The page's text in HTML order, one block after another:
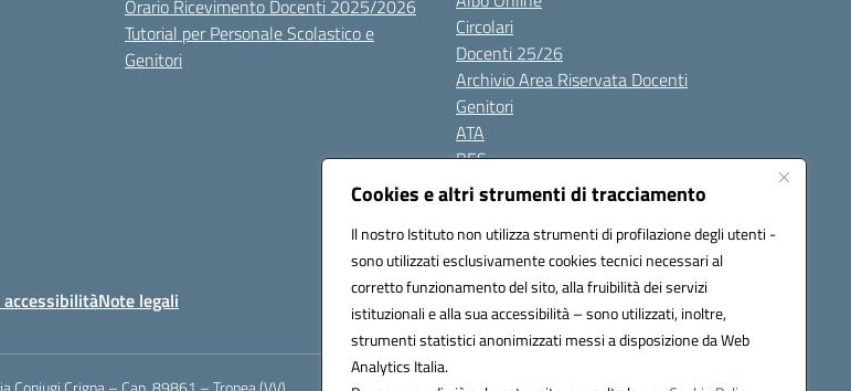
Cookies e altri strumenti di tracciamento
Il nostro Istituto non utilizza strumenti di profilazione degli utenti -
sono utilizzati esclusivamente cookies tecnici necessari al
corretto funzionamento del sito, alla fruibilità dei servizi
istituzionali e alla sua accessibilità – sono utilizzati, inoltre,
strumenti statistici anonimizzati messi a disposizione da Web
Analytics Italia.
Orario Ricevimento Docenti 2025/2026
Tutorial per Personale Scolastico e
Genitori
Circolari
Docenti 25/26
Archivio Area Riservata Docenti
Genitori
ATA
BES
Modulistica
Gallery
accessibilitàNote legali